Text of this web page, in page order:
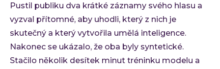
Pustil publiku dva krátké záznamy svého hlasu a
vyzval přítomné, aby uhodli, který z nich je
skutečný a který vytvořila umělá inteligence.
Nakonec se ukázalo, že oba byly syntetické.
Stačilo několik desítek minut tréninku modelu a